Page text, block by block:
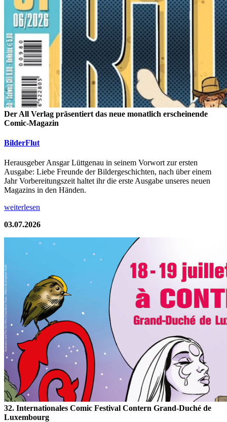
Der All Verlag präsentiert das neue monatlich erscheinende
Comic-Magazin
BilderFlut
Herausgeber Ansgar Lüttgenau in seinem Vorwort zur ersten
Ausgabe: Liebe Freunde der Bildergeschichten, nach über einem
Jahr Vorbereitungszeit haltet ihr die erste Ausgabe unseres neuen
Magazins in den Händen.
weiterlesen
03.07.2026
32. Internationales Comic Festival Contern Grand-Duché de
Luxembourg